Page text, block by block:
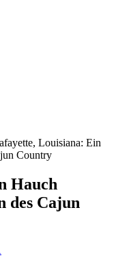
Louisiana: Ein
Country
Hauch
des Cajun